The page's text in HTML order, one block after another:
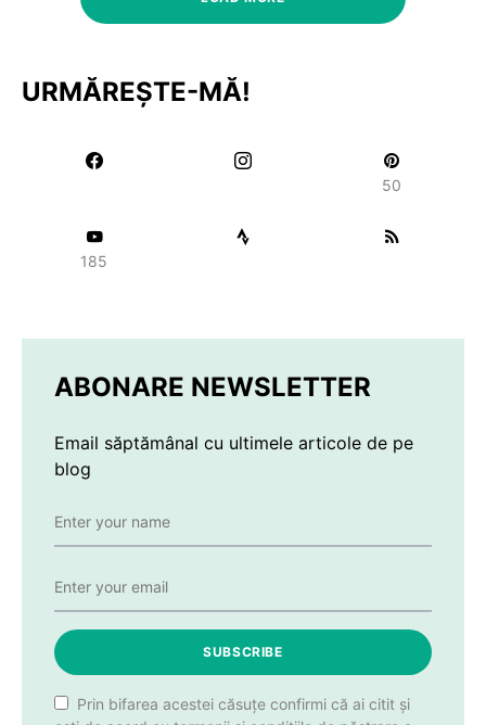
URMĂREȘTE-MĂ!
50
185
ABONARE NEWSLETTER
Email săptămânal cu ultimele articole de pe
blog
SUBSCRIBE
Prin bifarea acestei căsuțe confirmi că ai citit și